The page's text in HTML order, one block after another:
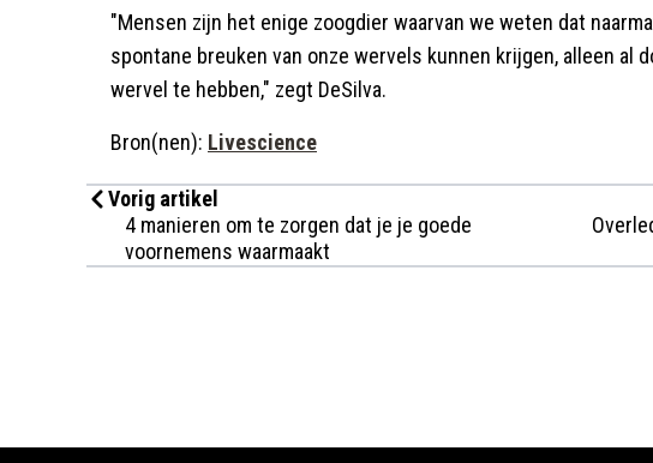
"Mensen zijn het enige zoogdier waarvan we weten dat
spontane breuken van onze wervels kunnen krijgen, alleen al
wervel te hebben," zegt DeSilva.
Bron(nen): Livescience
Vorig artikel
4 manieren om te zorgen dat je je goede
voornemens waarmaakt